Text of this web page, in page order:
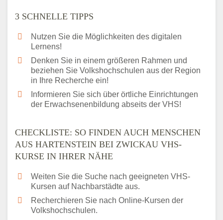
3 SCHNELLE TIPPS
Nutzen Sie die Möglichkeiten des digitalen
Lernens!
Denken Sie in einem größeren Rahmen und
beziehen Sie Volkshochschulen aus der Region
in Ihre Recherche ein!
Informieren Sie sich über örtliche Einrichtungen
der Erwachsenenbildung abseits der VHS!
CHECKLISTE: SO FINDEN AUCH MENSCHEN
AUS HARTENSTEIN BEI ZWICKAU VHS-
KURSE IN IHRER NÄHE
Weiten Sie die Suche nach geeigneten VHS-
Kursen auf Nachbarstädte aus.
Recherchieren Sie nach Online-Kursen der
Volkshochschulen.